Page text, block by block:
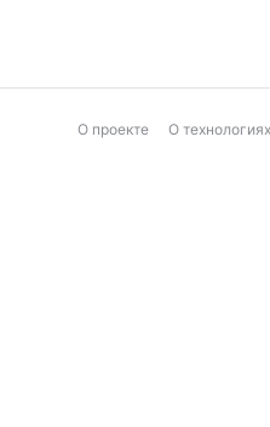
О проекте О